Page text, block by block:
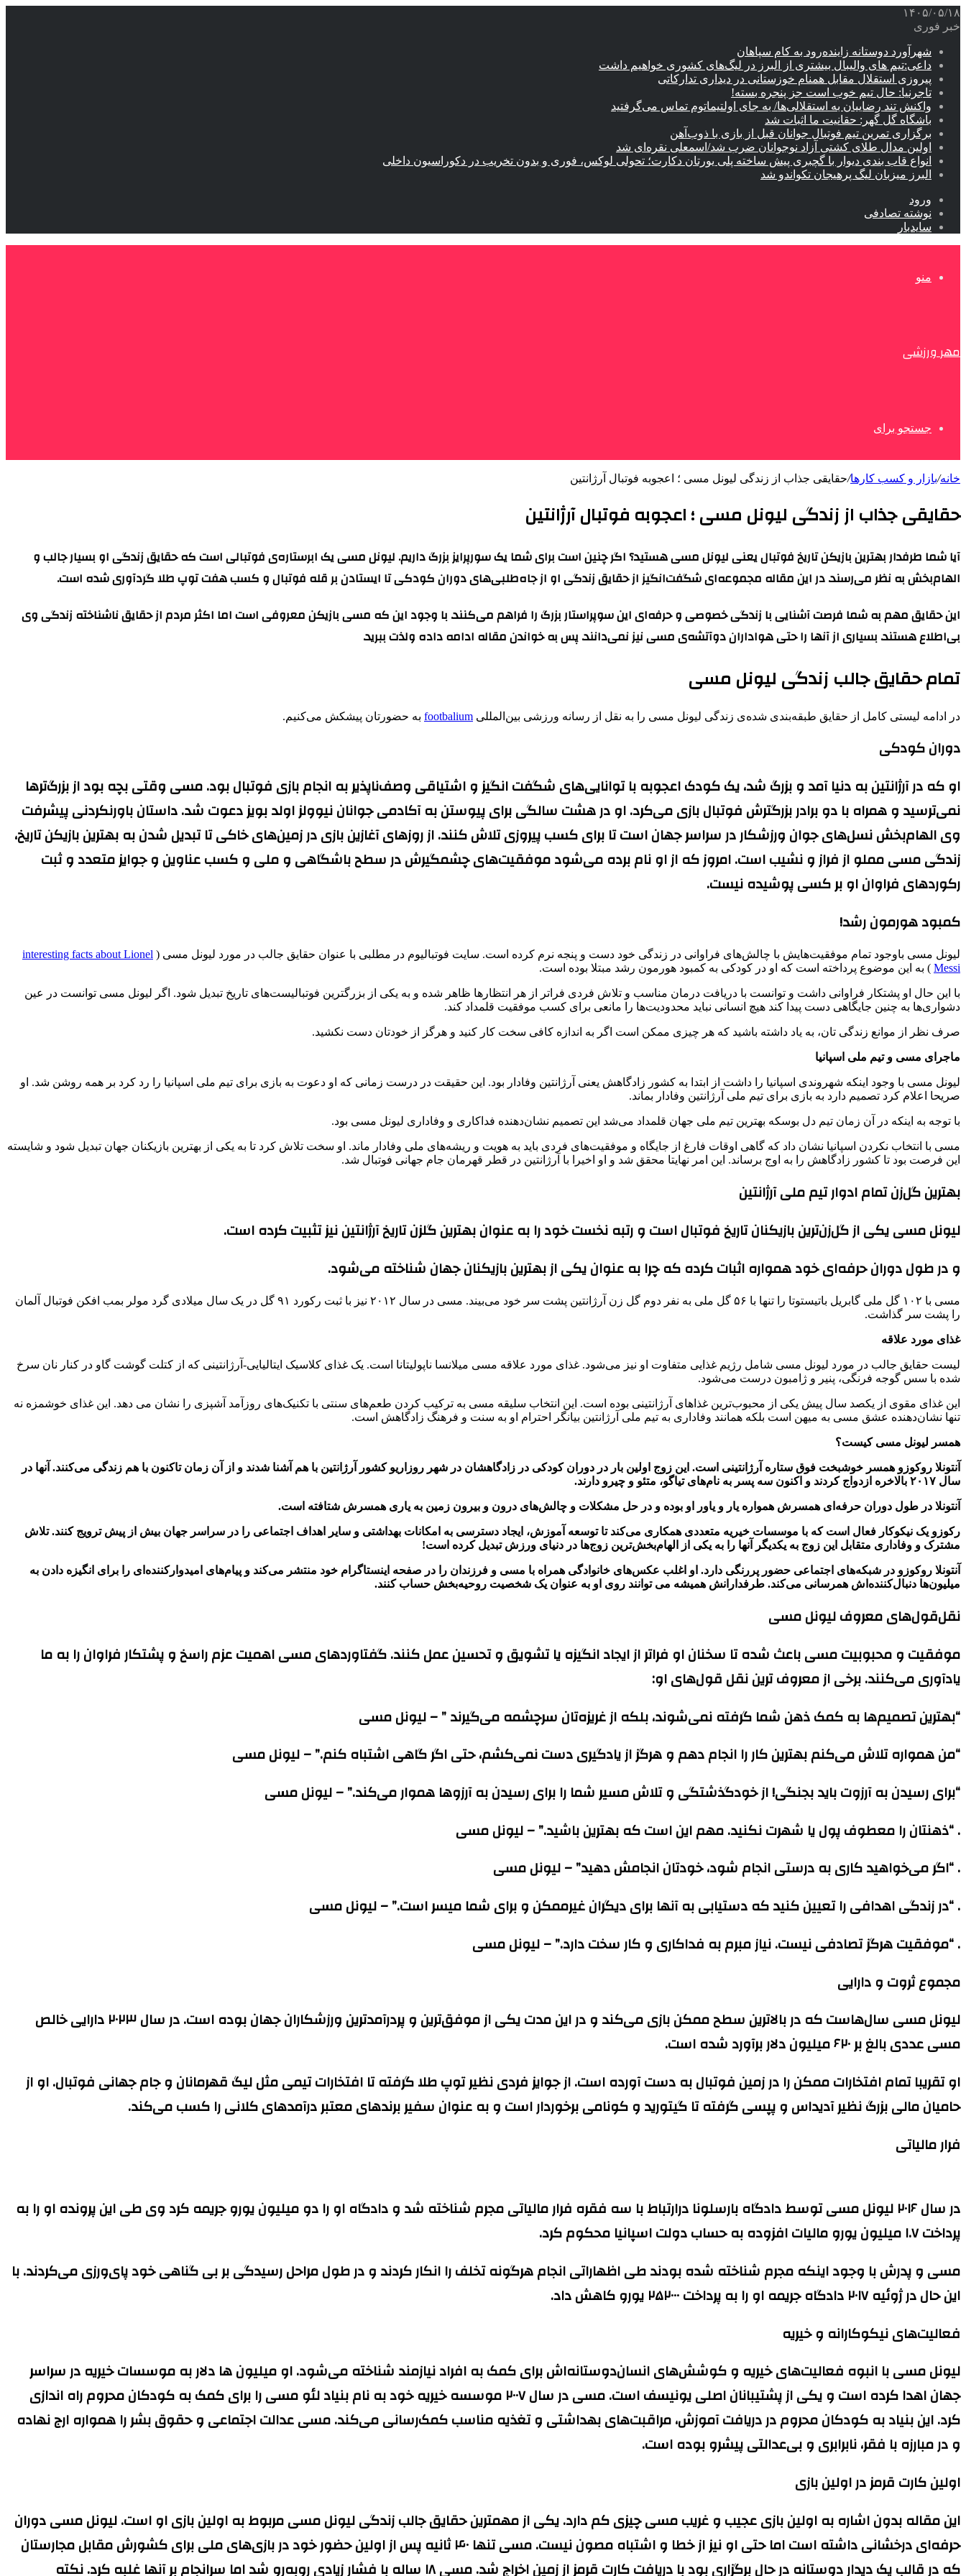
۱۴۰۵/۰۵/۱۸
خبر فوری
شهرآورد دوستانه زاینده‌رود به کام سپاهان
داعی:تیم های والیبال بیشتری از البرز در لیگ‌های کشوری خواهیم داشت
پیروزی استقلال مقابل همنام خوزستانی در دیداری تدارکاتی
تاجرنیا: حال تیم خوب است جز پنجره بسته!
واکنش تند رضاییان به استقلالی‌ها/ به جای اولتیماتوم تماس می‌گرفتید
باشگاه گل گهر: حقانیت ما اثبات شد
برگزاری تمرین تیم فوتبال جوانان قبل از بازی با ذوب‌آهن
اولین مدال طلای کشتی آزاد نوجوانان ضرب شد/اسمعلی نقره‌ای شد
انواع قاب بندی دیوار با گچبری پیش ساخته پلی یورتان دکارت؛ تحولی لوکس، فوری و بدون تخریب در دکوراسیون داخلی
البرز میزبان لیگ پرهیجان تکواندو شد
ورود
نوشته تصادفی
سایدبار
منو
مهر ورزشی
جستجو برای
خانه/بازار و کسب کارها/حقایقی جذاب از زندگی لیونل مسی ؛ اعجوبه فوتبال آرژانتین
حقایقی جذاب از زندگی لیونل مسی ؛ اعجوبه فوتبال آرژانتین
آیا شما طرفدار بهترین بازیکن تاریخ فوتبال یعنی لیونل مسی هستید؟ اگر چنین است برای شما یک سورپرایز بزرگ داریم. لیونل مسی یک ابرستاره‌ی فوتبالی است که حقایق زندگی او بسیار جالب و
الهام‌‌بخش به نظر می‌رسند. در این مقاله مجموعه‌ای شگفت‌انگیز از حقایق زندگی او از جاه‌طلبی‌های دوران کودکی‌ تا ایستادن بر قله فوتبال و کسب هفت توپ طلا گردآوری شده است.
این حقایق مهم به شما فرصت آشنایی با زندگی خصوصی و حرفه‌ای این سوپراستار بزرگ را فراهم می‌کنند. با وجود این که مسی بازیکن معروفی است اما اکثر مردم از حقایق ناشناخته زندگی وی
بی‌اطلاع هستند. بسیاری از آنها را حتی هواداران دوآتشه‌ی مسی نیز نمی‌دانند. پس به خواندن مقاله ادامه داده ولذت ببرید.
تمام حقایق جالب زندگی لیونل مسی
در ادامه لیستی کامل از حقایق طبقه‌بندی شده‌ی زندگی لیونل مسی را به نقل از رسانه ورزشی بین‌المللی footbalium به حضورتان پیشکش می‌کنیم.
دوران کودکی
او که در آرژانتین به دنیا آمد و بزرگ شد، یک کودک اعجوبه با توانایی‌های شگفت انگیز و اشتیاقی وصف‌ناپذیر به انجام بازی فوتبال بود. مسی وقتی بچه بود از بزرگ‌ترها
نمی‌ترسید و همراه با دو برادر بزرگترش فوتبال بازی می‌کرد. او در هشت سالگی برای پیوستن به آکادمی جوانان نیوولز اولد بویز دعوت شد. داستان باورنکردنی پیشرفت
وی الهام‌بخش نسل‌های جوان ورزشکار در سراسر جهان است تا برای کسب پیروزی تلاش کنند. از روزهای آغازین بازی در زمین‌های خاکی تا تبدیل شدن به بهترین بازیکن تاریخ،
زندگی مسی مملو از فراز و نشیب است. امروز که از او نام برده می‌شود موفقیت‌های چشمگیرش در سطح باشگاهی و ملی و کسب عناوین و جوایز متعدد و ثبت
رکوردهای فراوان او بر کسی پوشیده نیست.
کمبود هورمون رشد!
لیونل مسی باوجود تمام موفقیت‌هایش با چالش‌های فراوانی در زندگی خود دست و پنجه نرم کرده است. سایت فوتبالیوم در مطلبی با عنوان حقایق جالب در مورد لیونل مسی ( interesting facts about Lionel
Messi ) به این موضوع پرداخته است که او در کودکی به کمبود هورمون رشد مبتلا بوده است.
با این حال او پشتکار فراوانی داشت و توانست با دریافت درمان مناسب و تلاش فردی فراتر از هر انتظار‌ها ظاهر شده و به یکی از بزرگترین فوتبالیست‌های تاریخ تبدیل شود. اگر لیونل مسی توانست در عین
دشواری‌ها به چنین جایگاهی دست پیدا کند هیچ انسانی نباید محدودیت‌ها را مانعی برای کسب موفقیت قلمداد کند.
صرف نظر از موانع زندگی تان، به یاد داشته باشید که هر چیزی ممکن است اگر به اندازه کافی سخت کار کنید و هرگز از خودتان دست نکشید.
ماجرای مسی و تیم ملی اسپانیا
لیونل مسی با وجود اینکه شهروندی اسپانیا را داشت از ابتدا به کشور زادگاهش یعنی آرژانتین وفادار بود. این حقیقت در درست زمانی که او دعوت به بازی برای تیم ملی اسپانیا را رد کرد بر همه روشن شد. او
صریحا اعلام کرد تصمیم دارد به بازی برای تیم ملی آرژانتین وفادار بماند.
با توجه به اینکه در آن زمان تیم دل بوسکه بهترین تیم ملی جهان قلمداد می‌شد این تصمیم نشان‌دهنده فداکاری و وفاداری لیونل مسی بود.
مسی با انتخاب نکردن اسپانیا نشان داد که گاهی اوقات فارغ از جایگاه و موفقیت‌های فردی باید به هویت و ریشه‌های ملی وفادار ماند. او سخت تلاش کرد تا به یکی از بهترین بازیکنان جهان تبدیل شود و شایسته
این فرصت بود تا کشور زادگاهش را به اوج برساند. این امر نهایتا محقق شد و او اخیرا با آرژانتین در قطر قهرمان جام جهانی فوتبال شد.
بهترین گل‌زن تمام ادوار تیم ملی آرژانتین
لیونل مسی یکی از گل‌زن‌ترین بازیکنان تاریخ فوتبال است و رتبه نخست خود را به عنوان بهترین گلزن تاریخ آرژانتین نیز تثبیت کرده است.
و در طول دوران حرفه‌ای خود همواره اثبات کرده که چرا به عنوان یکی از بهترین بازیکنان جهان شناخته می‌شود.
مسی با ۱۰۲ گل ملی گابریل باتیستوتا را تنها با ۵۶ گل ملی به نفر دوم گل زن آرژانتین پشت سر خود می‌بیند. مسی در سال ۲۰۱۲ نیز با ثبت رکورد ۹۱ گل در یک سال میلادی گرد مولر بمب افکن فوتبال آلمان
را پشت سر گذاشت.
غذای مورد علاقه
لیست حقایق جالب در مورد لیونل مسی شامل رژیم غذایی متفاوت او نیز می‌شود. غذای مورد علاقه مسی میلانسا ناپولیتانا است. یک غذای کلاسیک ایتالیایی-آرژانتینی که از کتلت گوشت گاو در کنار نان سرخ
شده با سس گوجه فرنگی، پنیر و ژامبون درست می‌شود.
این غذای مقوی از یکصد سال پیش یکی از محبوب‌ترین غذاهای آرژانتینی بوده است. این انتخاب سلیقه مسی به ترکیب کردن طعم‌های سنتی با تکنیک‌های روزآمد آشپزی را نشان می دهد. این غذای خوشمزه نه
تنها نشان‌دهنده عشق مسی به میهن است بلکه همانند وفاداری به تیم ملی آرژانتین بیانگر احترام او به سنت و فرهنگ زادگاهش است.
همسر لیونل مسی کیست؟
آنتونلا روکوزو همسر خوشبخت فوق ستاره آرژانتینی است. این زوج اولین بار در دوران کودکی در زادگاهشان در شهر روزاریو کشور آرژانتین با هم آشنا شدند و از آن زمان تاکنون با هم زندگی می‌کنند. آنها در
سال ۲۰۱۷ بالاخره ازدواج کردند و اکنون سه پسر به نام‌های تیاگو، متئو و چیرو دارند.
آنتونلا در طول دوران حرفه‌ای همسرش همواره یار و یاور او بوده و در حل مشکلات و چالش‌های درون و بیرون زمین به یاری همسرش شتافته است.
رکوزو یک نیکوکار فعال است که با موسسات خیریه متعددی همکاری می‌کند تا توسعه آموزش، ایجاد دسترسی به امکانات بهداشتی و سایر اهداف اجتماعی را در سراسر جهان بیش از پیش ترویج کنند. تلاش
مشترک و وفاداری متقابل این زوج به یکدیگر آنها را به یکی از الهام‌بخش‌ترین زوج‌ها در دنیای ورزش تبدیل کرده است!
آنتونلا روکوزو در شبکه‌های اجتماعی حضور پررنگی دارد. او اغلب عکس‌های خانوادگی همراه با مسی و فرزندان را در صفحه اینستاگرام خود منتشر می‌کند و پیام‌های امیدوارکننده‌ای را برای انگیزه دادن به
میلیون‌ها دنبال‌کننده‌اش همرسانی می‌کند. طرفدارانش همیشه می توانند روی او به عنوان یک شخصیت روحیه‌بخش حساب کنند.
نقل‌قول‌های معروف لیونل مسی
موفقیت و محبوبیت مسی باعث شده تا سخنان او فراتر از ایجاد انگیزه یا تشویق و تحسین عمل کنند. گفتاوردهای مسی اهمیت عزم راسخ و پشتکار فراوان را به ما
یادآوری می‌کنند. برخی از معروف ترین نقل قول‌های او:
“بهترین تصمیم‌ها به کمک ذهن شما گرفته نمی‌شوند، بلکه از غریزه‌تان سرچشمه می‌گیرند ” – لیونل مسی
“من همواره تلاش می‌کنم بهترین کار را انجام دهم و هرگز از یادگیری دست نمی‌کشم، حتی اگر گاهی اشتباه کنم.” – لیونل مسی
“برای رسیدن به آرزوت باید بجنگی! از خودگذشتگی و تلاش مسیر شما را برای رسیدن به آرزوها هموار می‌کند.” – لیونل مسی
. “ذهنتان را معطوف پول یا شهرت نکنید. مهم این است که بهترین باشید.” – لیونل مسی
. “اگر می‌خواهید کاری به درستی انجام شود، خودتان انجامش دهید” – لیونل مسی
. “در زندگی اهدافی را تعیین کنید که دستیابی به آنها برای دیگران غیرممکن و برای شما میسر است.” – لیونل مسی
. “موفقیت هرگز تصادفی نیست. نیاز مبرم به فداکاری و کار سخت دارد.” – لیونل مسی
مجموع ثروت و دارایی
لیونل مسی سال‌هاست که در بالاترین سطح ممکن بازی می‌کند و در این مدت یکی از موفق‌ترین و پردرآمدترین ورزشکاران جهان بوده است. در سال ۲۰۲۳ دارایی خالص
مسی عددی بالغ بر ۶۲۰ میلیون دلار برآورد شده است.
او تقریبا تمام افتخارات ممکن را در زمین فوتبال به دست آورده است. از جوایز فردی نظیر توپ طلا گرفته تا افتخارات تیمی مثل لیگ قهرمانان و جام جهانی فوتبال. او از
حامیان مالی بزرگ نظیر آدیداس و پپسی گرفته تا گیتورید و کونامی برخوردار است و به عنوان سفیر برندهای معتبر درآمدهای کلانی را کسب می‌کند.
فرار مالیاتی
در سال ۲۰۱۶ لیونل مسی توسط دادگاه بارسلونا درارتباط با سه فقره فرار مالیاتی مجرم شناخته شد و دادگاه او را دو میلیون یورو جریمه کرد وی طی این پرونده او را به
پرداخت ۱.۷ میلیون یورو مالیات افزوده به حساب دولت اسپانیا محکوم کرد.
مسی و پدرش با وجود اینکه مجرم شناخته شده بودند طی اظهاراتی انجام هرگونه تخلف را انکار کردند و در طول مراحل رسیدگی بر بی گناهی خود پای‌ورزی می‌کردند. با
این حال در ژوئیه ۲۰۱۷ دادگاه‌ جریمه او را به پرداخت ۲۵۲۰۰۰ یورو کاهش داد.
فعالیت‌های نیکوکارانه و خیریه
لیونل مسی با انبوه فعالیت‌های خیریه و کوشش‌های انسان‌دوستانه‌اش برای کمک به افراد نیازمند شناخته می‌شود. او میلیون ها دلار به موسسات خیریه در سراسر
جهان اهدا کرده است و یکی از پشتیبانان اصلی یونیسف است. مسی در سال ۲۰۰۷ موسسه خیریه خود به نام بنیاد لئو مسی را برای کمک به کودکان محروم راه اندازی
کرد. این بنیاد به کودکان محروم در دریافت آموزش، مراقبت‌های بهداشتی و تغذیه مناسب کمک‌رسانی می‌کند. مسی عدالت اجتماعی و حقوق بشر را همواره ارج نهاده
و در مبارزه با فقر، نابرابری و بی‌عدالتی پیشرو بوده است.
اولین کارت قرمز در اولین بازی
این مقاله بدون اشاره به اولین بازی عجیب و غریب مسی چیزی کم دارد. یکی از مهمترین حقایق جالب زندگی لیونل مسی مربوط به اولین بازی او است. لیونل مسی دوران
حرفه‌ای درخشانی داشته است اما حتی او نیز از خطا و اشتباه مصون نیست. مسی تنها ۴۰ ثانیه پس از اولین حضور خود در بازی‌های ملی برای کشورش مقابل مجارستان
که در قالب یک دیدار دوستانه در حال برگزاری بود با دریافت کارت قرمز از زمین اخراج شد. مسی ۱۸ ساله با فشار زیادی روبه‌رو شد اما سرانجام بر آنها غلبه کرد. نکته